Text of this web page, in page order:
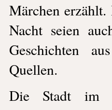
Märchen
Nacht seien
Geschichten
Quellen.
Die Stadt im